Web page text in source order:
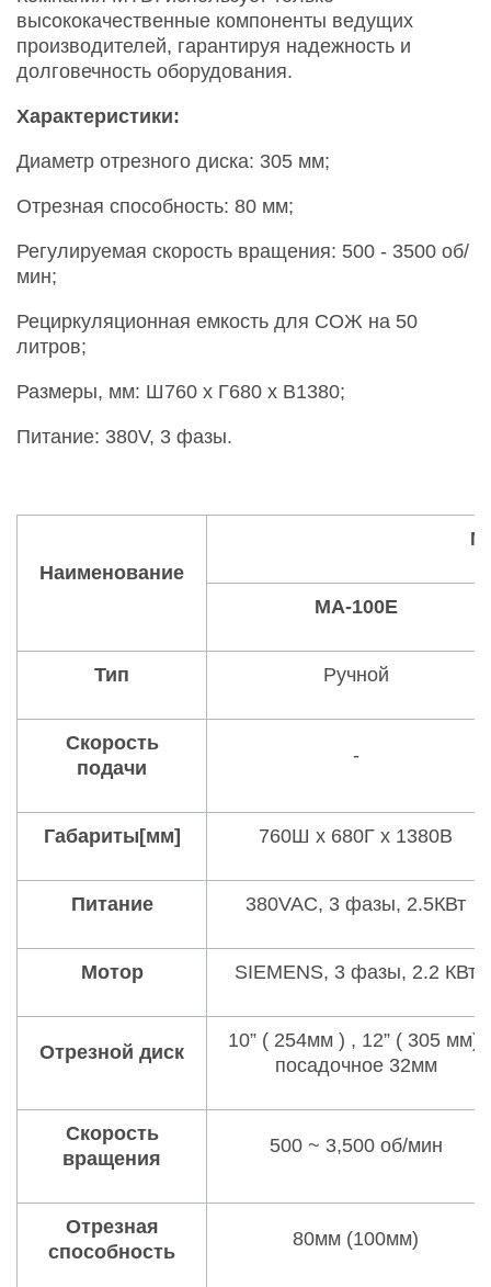
высококачественные компоненты ведущих
производителей, гарантируя надежность и
долговечность оборудования.
Характеристики:
Диаметр отрезного диска: 305 мм;
Отрезная способность: 80 мм;
Регулируемая скорость вращения: 500 - 3500 об/
мин;
Рециркуляционная емкость для СОЖ на 50
литров;
Размеры, мм: Ш760 х Г680 х В1380;
Питание: 380V, 3 фазы.
Наименование
MA-100E
Тип Ручной
Скорость
подачи
-
Габариты[мм] 760Ш x 680Г x 1380В
Питание 380VAC, 3 фазы, 2.5КВт
Мотор SIEMENS, 3 фазы, 2.2 КВт
Отрезной диск
10” ( 254мм ) , 12” ( 305 мм),
посадочное 32мм
Скорость
вращения
500 ~ 3,500 об/мин
Отрезная
способность
80мм (100мм)